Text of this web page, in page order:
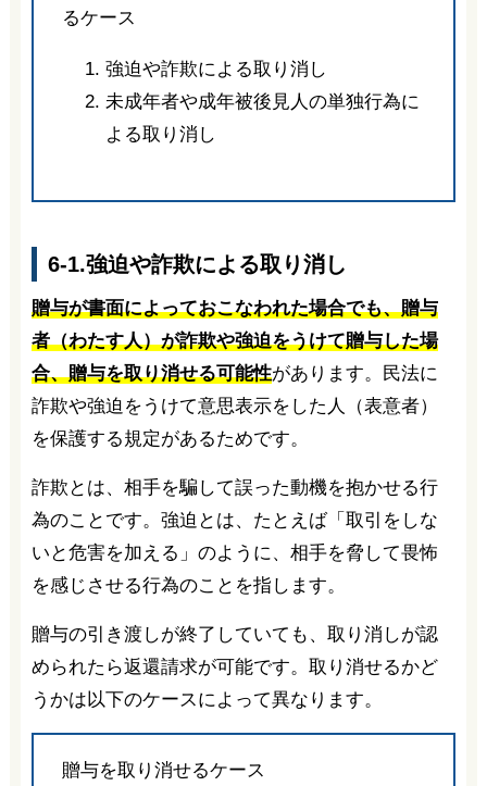
るケース
強迫や詐欺による取り消し
未成年者や成年被後見人の単独行為に
よる取り消し
6-1.強迫や詐欺による取り消し
贈与が書面によっておこなわれた場合でも、贈与
者（わたす人）が詐欺や強迫をうけて贈与した場
合、贈与を取り消せる可能性があります。民法に
詐欺や強迫をうけて意思表示をした人（表意者）
を保護する規定があるためです。
詐欺とは、相手を騙して誤った動機を抱かせる行
為のことです。強迫とは、たとえば「取引をしな
いと危害を加える」のように、相手を脅して畏怖
を感じさせる行為のことを指します。
贈与の引き渡しが終了していても、取り消しが認
められたら返還請求が可能です。取り消せるかど
うかは以下のケースによって異なります。
贈与を取り消せるケース